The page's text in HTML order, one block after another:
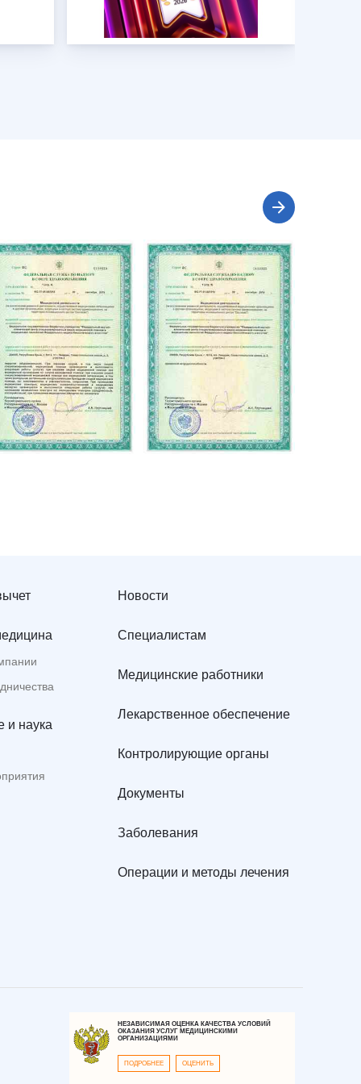
и наука
Новости
Специалистам
Медицинские работники
Лекарственное обеспечение
Контролирующие органы
Документы
Заболевания
Операции и методы лечения
НЕЗАВИСИМАЯ ОЦЕНКА КАЧЕСТВА УСЛОВИЙ
ОКАЗАНИЯ УСЛУГ МЕДИЦИНСКИМИ
ОРГАНИЗАЦИЯМИ
ПОДРОБНЕЕ ОЦЕНИТЬ